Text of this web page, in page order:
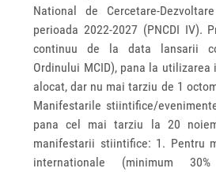
National de Cercetare-
perioada 2022-2027 (PNCDI IV).
continuu de la data lansarii
Ordinului MCID), pana la
alocat, dar nu mai tarziu de 1
Manifestarile stiintifice/
pana cel mai tarziu la 20
manifestarii stiintifice: 1. Pentru
internationale (minimum